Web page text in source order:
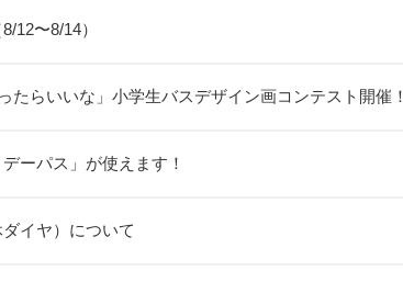
12〜8/14）
たらいいな」小学生バスデザイン画コンテスト開催！
ーパス」が使えます！
イヤ）について